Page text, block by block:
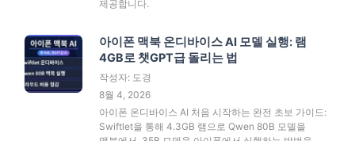
제공합니다.
아이폰 맥북 온디바이스 AI 모델 실행: 램
4GB로 챗GPT급 돌리는 법
작성자: 도경
8월 4, 2026
아이폰 온디바이스 AI 처음 시작하는 완전 초보 가이드:
Swiftlet을 통해 4.3GB 램으로 Qwen 80B 모델을